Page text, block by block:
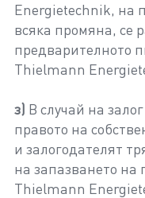
Energietechnik, на
всяка промяна, се
предварителното
Thielmann
з) В случай на
правото на
и залогодателят
на запазването на
Thielmann